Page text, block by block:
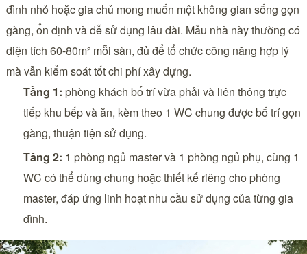
đình nhỏ hoặc gia chủ mong muốn một không gian sống gọn
gàng, ổn định và dễ sử dụng lâu dài. Mẫu nhà này thường có
diện tích 60-80m² mỗi sàn, đủ để tổ chức công năng hợp lý
mà vẫn kiểm soát tốt chi phí xây dựng.
Tầng 1: phòng khách bố trí vừa phải và liên thông trực
tiếp khu bếp và ăn, kèm theo 1 WC chung được bố trí gọn
gàng, thuận tiện sử dụng.
Tầng 2: 1 phòng ngủ master và 1 phòng ngủ phụ, cùng 1
WC có thể dùng chung hoặc thiết kế riêng cho phòng
master, đáp ứng linh hoạt nhu cầu sử dụng của từng gia
đình.